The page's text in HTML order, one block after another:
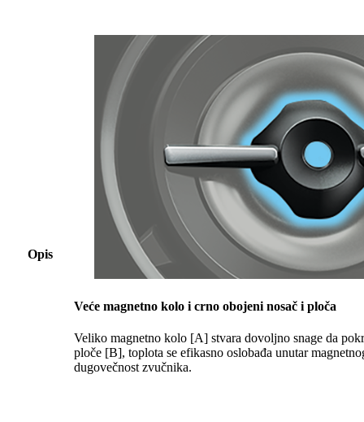
Opis
Veće magnetno kolo i crno obojeni nosač i ploča
Veliko magnetno kolo [A] stvara dovoljno snage da
ploče [B], toplota se efikasno oslobađa unutar
dugovečnost zvučnika.